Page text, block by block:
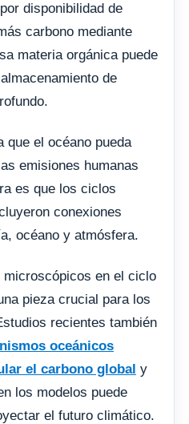
disponibilidad de
carbono mediante
materia orgánica puede
de
que el océano pueda
emisiones humanas
es que los ciclos
conexiones
océano y atmósfera.
microscópicos en el ciclo
pieza crucial para los
recientes también
oceánicos
el carbono global y
los modelos puede
el futuro climático.